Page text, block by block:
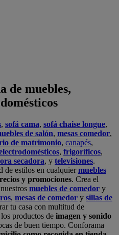
de muebles,
, sofá cama, sofá chaise longue,
de salón, mesas comedor,
de matrimonio, canapés,
, frigoríficos,
secadora, y televisiones.
de estilos en cualquiermuebles
y promociones. Crea el
muebles de comedor y
, mesas de comedor y sillas de
tu casa con multitud de
productos de imagen y sonido
de buen tiempo. Conforama